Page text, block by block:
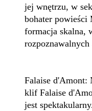
jej wnętrzu, w
bohater powieści
formacja skalna,
Falaise d'Amont:
klif Falaise
jest